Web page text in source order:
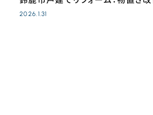
2026.1.31